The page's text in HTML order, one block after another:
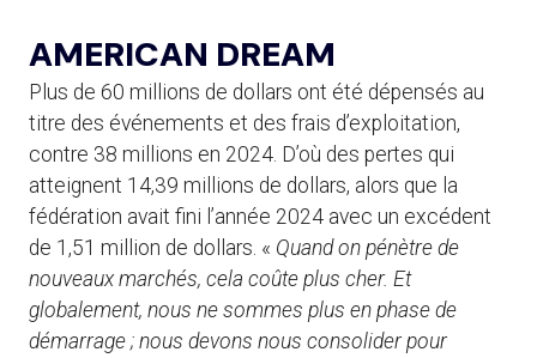
AMERICAN DREAM
Plus de 60 millions de dollars ont été dépensés au
titre des événements et des frais d’exploitation,
contre 38 millions en 2024. D’où des pertes qui
atteignent 14,39 millions de dollars, alors que la
fédération avait fini l’année 2024 avec un excédent
de 1,51 million de dollars. « Quand on pénètre de
nouveaux marchés, cela coûte plus cher. Et
globalement, nous ne sommes plus en phase de
démarrage ; nous devons nous consolider pour